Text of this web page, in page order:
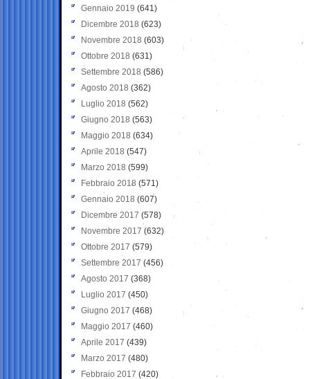
Gennaio 2019 (641)
Dicembre 2018 (623)
Novembre 2018 (603)
Ottobre 2018 (631)
Settembre 2018 (586)
Agosto 2018 (362)
Luglio 2018 (562)
Giugno 2018 (563)
Maggio 2018 (634)
Aprile 2018 (547)
Marzo 2018 (599)
Febbraio 2018 (571)
Gennaio 2018 (607)
Dicembre 2017 (578)
Novembre 2017 (632)
Ottobre 2017 (579)
Settembre 2017 (456)
Agosto 2017 (368)
Luglio 2017 (450)
Giugno 2017 (468)
Maggio 2017 (460)
Aprile 2017 (439)
Marzo 2017 (480)
Febbraio 2017 (420)